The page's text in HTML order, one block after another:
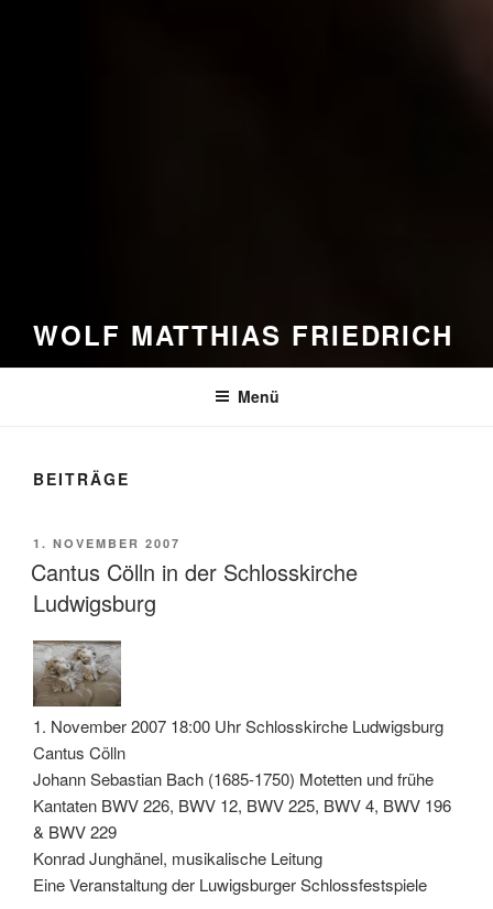
WOLF MATTHIAS FRIEDRICH
Menü
BEITRÄGE
VERÖFFENTLICHT
AM
1. NOVEMBER 2007
Cantus Cölln in der Schlosskirche
Ludwigsburg
1. November 2007 18:00 Uhr Schlosskirche Ludwigsburg
Cantus Cölln
Johann Sebastian Bach (1685-1750) Motetten und frühe
Kantaten BWV 226, BWV 12, BWV 225, BWV 4, BWV 196
& BWV 229
Konrad Junghänel, musikalische Leitung
Eine Veranstaltung der Luwigsburger Schlossfestspiele